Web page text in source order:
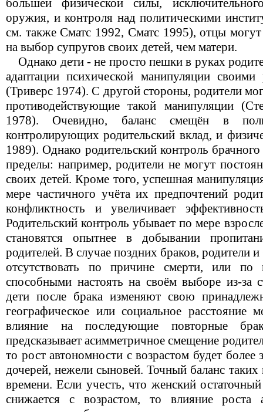
большей физической силы,
оружия, и контроля над политическими
см. также Сматс 1992, Сматс 1995), отцы могут
на выбор супругов своих детей, чем матери.
Однако дети - не просто пешки в руках
адаптации психической манипуляции
(Триверс 1974). С другой стороны, родители
противодействующие такой манипуляции
1978). Очевидно, баланс смещён в
контролирующих родительский вклад, и
1989). Однако родительский контроль
пределы: например, родители не могут
своих детей. Кроме того, успешная
мере частичного учёта их предпочтений
конфликтность и увеличивает
Родительский контроль убывает по мере
становятся опытнее в добывании
родителей. В случае поздних браков, родители
отсутствовать по причине смерти, или
способными настоять на своём выборе из-за
дети после брака изменяют свою
географическое или социальное расстояние
влияние на последующие повторные
предсказывает асимметричное смещение
то рост автономности с возрастом будет
дочерей, нежели сыновей. Точный баланс таких
времени. Если учесть, что женский
снижается с возрастом, то влияние роста